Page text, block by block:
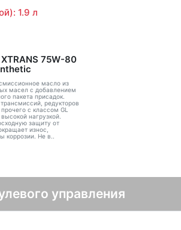
1.9 л
XTRANS 75W-80
масло из
масел с добавлением
пакета присадок.
редукторов
с классом GL
нагрузкой.
защиту от
износ,
коррозии. Не в..
управления